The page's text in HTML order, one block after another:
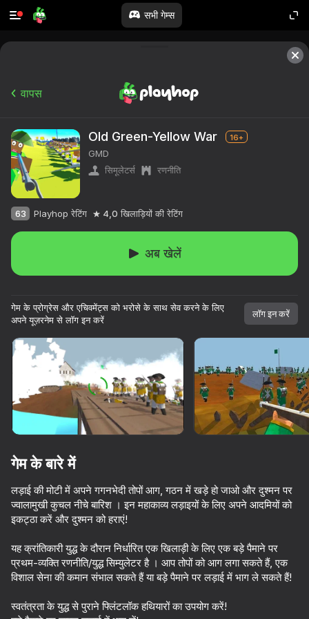
सभी गेम्स
डिवाइस घुमाएँ
यह गेम केवल लैंडस्केप
ओरिएंटेशन का समर्थन करता है
प्ले
Red and Blue leader 2
Call of Battle
Gun Maker
वापस
Old Green-Yellow War 16+
GMD
सिमूलेटर्स
रणनीति
63 Playhop रेटिंग 4,0 खिलाड़ियों की रेटिंग
अब खेलें
गेम के प्रोग्रेस और एचिवमेंट्स को भरोसे के साथ सेव करने के लिए
अपने यूज़रनेम से लॉग इन करें
लॉग इन करें
गेम के बारे में
लड़ाई की मोटी में अपने गगनभेदी तोपों आग, गठन में खड़े हो जाओ और दुश्मन पर
ज्वालामुखी कुचल नीचे बारिश । इन महाकाव्य लड़ाइयों के लिए अपने आदमियों को
इकट्ठा करें और दुश्मन को हराएं!
यह क्रांतिकारी युद्ध के दौरान निर्धारित एक खिलाड़ी के लिए एक बड़े पैमाने पर
प्रथम-व्यक्ति रणनीति/युद्ध सिम्युलेटर है । आप तोपों को आग लगा सकते हैं, एक
विशाल सेना की कमान संभाल सकते हैं या बड़े पैमाने पर लड़ाई में भाग ले सकते हैं!
स्वतंत्रता के युद्ध से पुराने फ्लिंटलॉक हथियारों का उपयोग करें!